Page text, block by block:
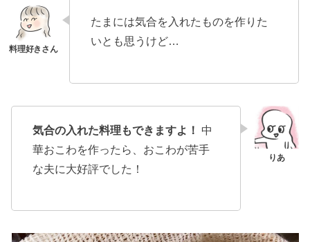
たまには気合を入れたものを作りた
いとも思うけど…
気合の入れた料理もできますよ！ 中
華おこわを作ったら、おこわが苦手
な夫に大好評でした！